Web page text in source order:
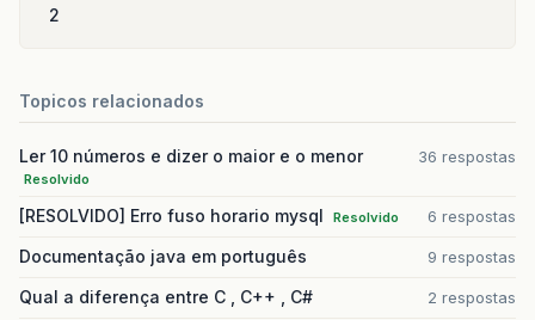
2
Topicos relacionados
Ler 10 números e dizer o maior e o menor
Resolvido
36 respostas
[RESOLVIDO] Erro fuso horario mysql Resolvido 6 respostas
Documentação java em português 9 respostas
Qual a diferença entre C , C++ , C# 2 respostas